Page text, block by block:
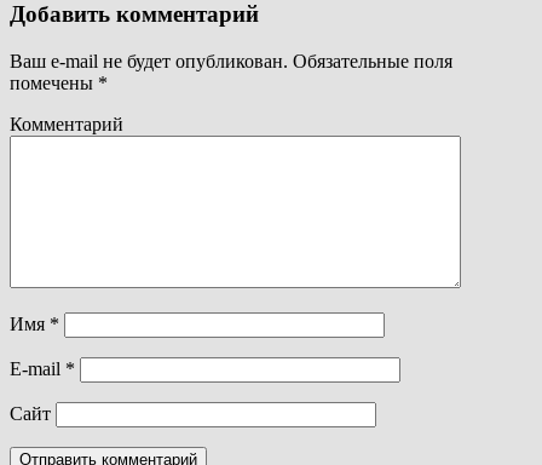
Добавить комментарий
Ваш e-mail не будет опубликован. Обязательные поля
помечены *
Комментарий
Имя *
E-mail *
Сайт